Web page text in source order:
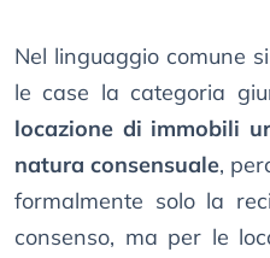
Nel linguaggio comune
le case la categoria
locazione di immobili
natura consensuale,
formalmente solo la
consenso, ma per le